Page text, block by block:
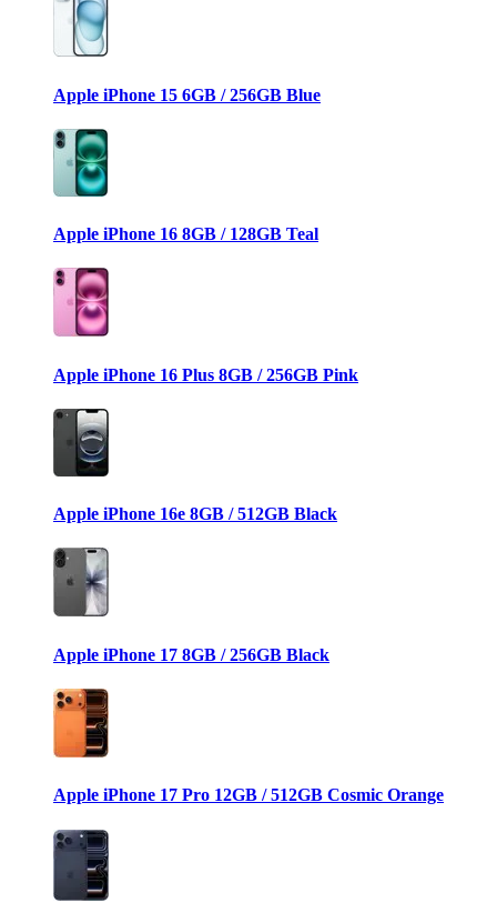
Apple iPhone 15 6GB / 256GB Blue
Apple iPhone 16 8GB / 128GB Teal
Apple iPhone 16 Plus 8GB / 256GB Pink
Apple iPhone 16e 8GB / 512GB Black
Apple iPhone 17 8GB / 256GB Black
Apple iPhone 17 Pro 12GB / 512GB Cosmic Orange